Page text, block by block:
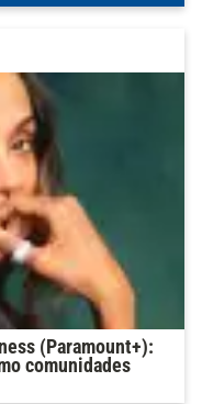
(Paramount+):
comunidades